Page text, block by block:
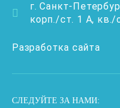
СЛЕДУЙТЕ ЗА НАМИ:
г. Санкт-
корп./ст. 1 А,
Разработка сайта